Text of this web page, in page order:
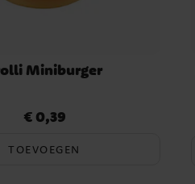
Miniburger
Prijs:€ 0,39
€ 0,39
TOEVOEGEN